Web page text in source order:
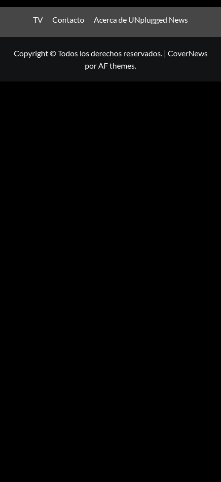
TV Contacto Acerca de UNplugged News
Copyright © Todos los derechos reservados. | CoverNews
por AF themes.